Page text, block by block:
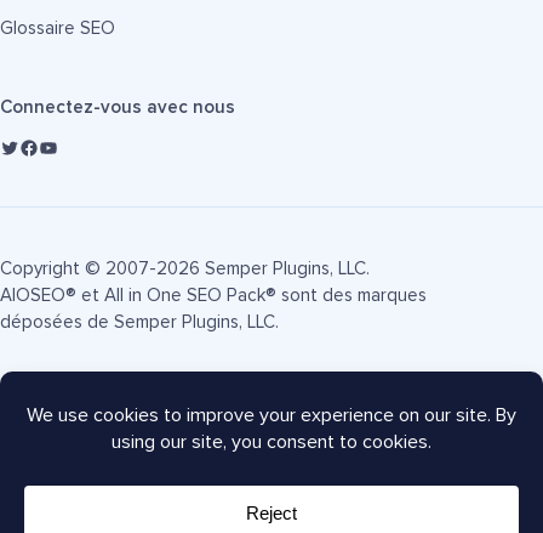
Glossaire SEO
Connectez-vous avec nous
Copyright © 2007-2026 Semper Plugins, LLC.
AIOSEO® et All in One SEO Pack® sont des marques
déposées de Semper Plugins, LLC.
Conditions d'utilisation
Divulgation FTC
Plan du site Coupon AIOSEO